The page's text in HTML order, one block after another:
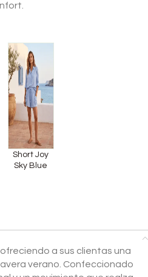
Short Joy
Sky Blue
a sus clientas una
verano. Confeccionado